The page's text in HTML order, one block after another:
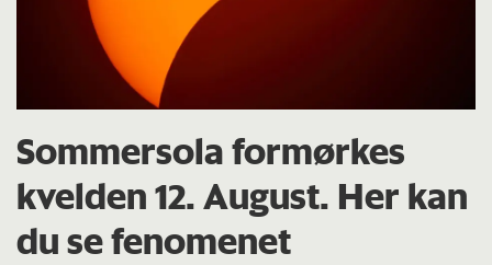
Sommersola formørkes
kvelden 12. August. Her kan
du se fenomenet